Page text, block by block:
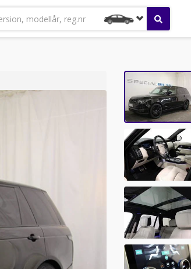
modellår, reg.nr